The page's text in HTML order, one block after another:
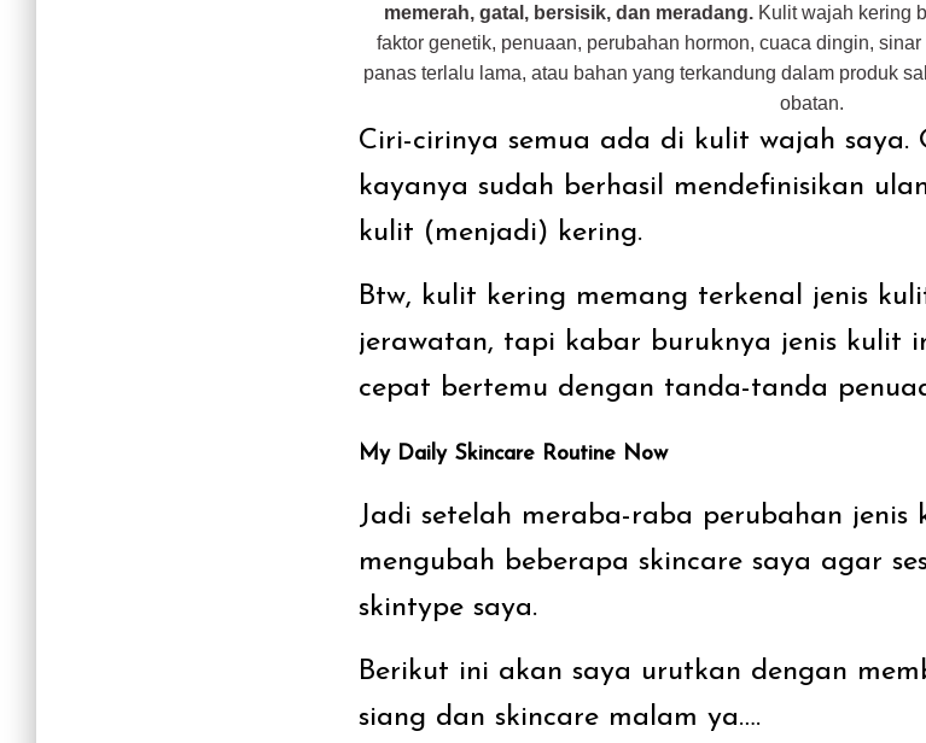
memerah, gatal, bersisik, dan meradang. Kulit wajah kering
faktor genetik, penuaan, perubahan hormon, cuaca dingin,
panas terlalu lama, atau bahan yang terkandung dalam produk
obatan.
Ciri-cirinya semua ada di kulit wajah saya.
kayanya sudah berhasil mendefinisikan
kulit (menjadi) kering.
Btw, kulit kering memang terkenal jenis
jerawatan, tapi kabar buruknya jenis kulit
cepat bertemu dengan tanda-tanda
My Daily Skincare Routine Now
Jadi setelah meraba-raba perubahan jenis
mengubah beberapa skincare saya agar
skintype saya.
Berikut ini akan saya urutkan dengan
siang dan skincare malam ya….